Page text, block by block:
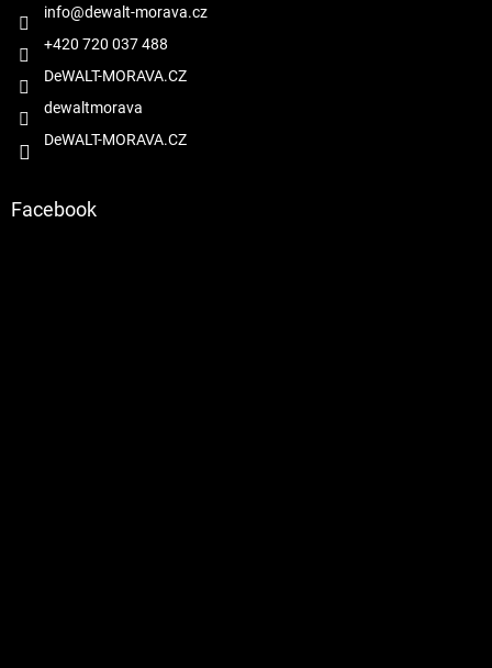
info@dewalt-morava.cz
+420 720 037 488
DeWALT-MORAVA.CZ
dewaltmorava
DeWALT-MORAVA.CZ
Facebook